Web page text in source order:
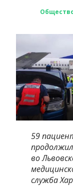
59
во
служба